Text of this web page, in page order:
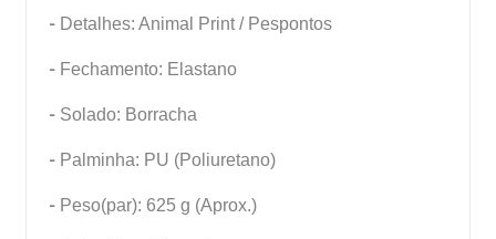
- Detalhes: Animal Print / Pespontos
- Fechamento: Elastano
- Solado: Borracha
- Palminha: PU (Poliuretano)
- Peso(par): 625 g (Aprox.)